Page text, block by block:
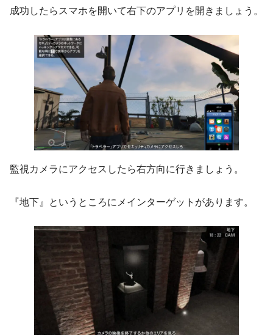
成功したらスマホを開いて右下のアプリを開きましょう。
監視カメラにアクセスしたら右方向に行きましょう。
『地下』というところにメインターゲットがあります。